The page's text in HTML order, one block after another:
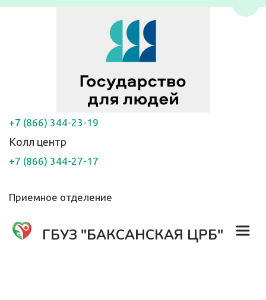
+7 (866) 344-23-19
Колл центр
+7 (866) 344-27-17
Приемное отделение
ГБУЗ "БАКСАНСКАЯ ЦРБ"